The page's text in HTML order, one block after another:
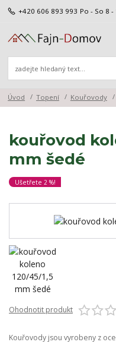
+420 606 893 993 Po - So 8 -
Úvod Topení Kouřovody
kouřovod
mm šedé
Ušetřete 2 %!
Ohodnotit produkt
Kouřovody jsou vyrobeny z